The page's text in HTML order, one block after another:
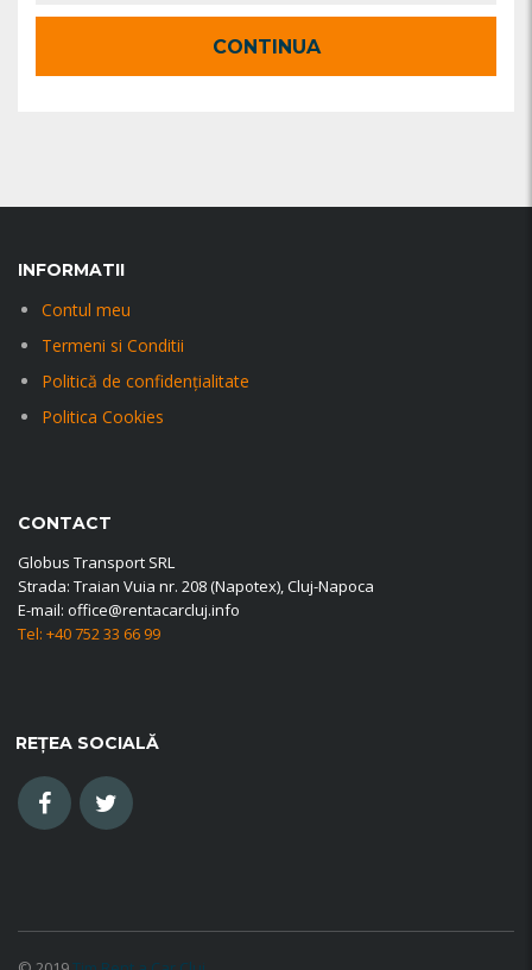
CONTINUA
INFORMATII
Contul meu
Termeni si Conditii
Politică de confidențialitate
Politica Cookies
CONTACT
Globus Transport SRL
Strada: Traian Vuia nr. 208 (Napotex), Cluj-Napoca
E-mail: office@rentacarcluj.info
Tel: +40 752 33 66 99
REȚEA SOCIALĂ